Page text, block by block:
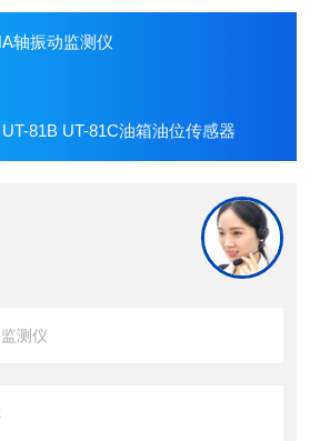
轴振动监测仪
UT-81B UT-81C油箱油位传感器